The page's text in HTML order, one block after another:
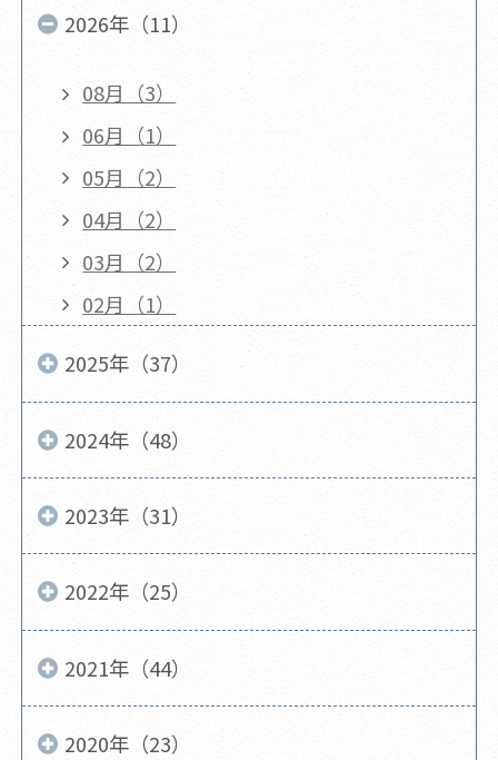
2026年（11）
08月（3）
06月（1）
05月（2）
04月（2）
03月（2）
02月（1）
2025年（37）
2024年（48）
2023年（31）
2022年（25）
2021年（44）
2020年（23）